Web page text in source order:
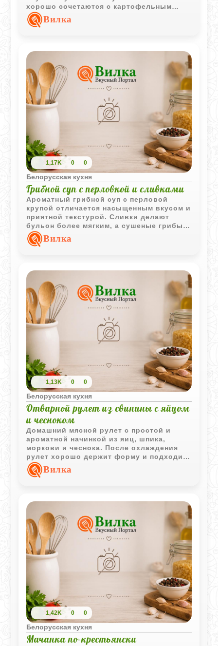
хорошо сочетаются с картофельным
гарниром или овощами.
Вилка
1,17K 0 0
Белорусская кухня
Грибной суп с перловкой и сливками
Ароматный грибной суп с перловой
крупой отличается насыщенным вкусом и
приятной текстурой. Сливки делают
бульон более мягким, а сушеные грибы
придают блюду выразительный лесной
аромат.Вилка
1,13K 0 0
Белорусская кухня
Отварной рулет из свинины с яйцом
и чесноком
Домашний мясной рулет с простой и
ароматной начинкой из яиц, шпика,
моркови и чеснока. После охлаждения
рулет хорошо держит форму и подходит
как для праздничной нарезки, так и для
повседневного стола.
Вилка
1,42K 0 0
Белорусская кухня
Мачанка по-крестьянски